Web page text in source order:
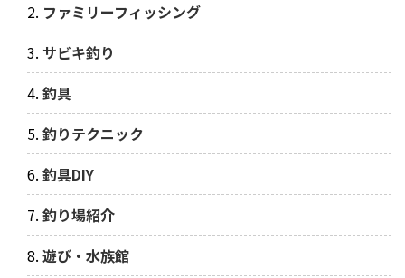
ファミリーフィッシング
サビキ釣り
釣具
釣りテクニック
釣具DIY
釣り場紹介
遊び・水族館